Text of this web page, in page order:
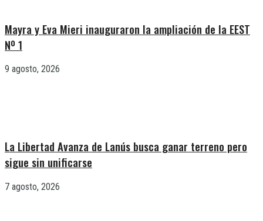
Mayra y Eva Mieri inauguraron la ampliación de la EEST
Nº 1
9 agosto, 2026
La Libertad Avanza de Lanús busca ganar terreno pero
sigue sin unificarse
7 agosto, 2026